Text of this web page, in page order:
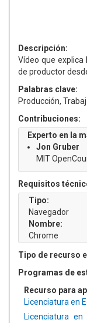
Descripción:
Vídeo que
de productor
Palabras clave:
Producción,
Contribuciones:
Experto en la
Jon Gruber
MIT
Requisitos
Tipo:
Navegador
Nombre:
Chrome
Tipo de recurso
Programas de
Recurso para
Licenciatura en
Licenciatura en